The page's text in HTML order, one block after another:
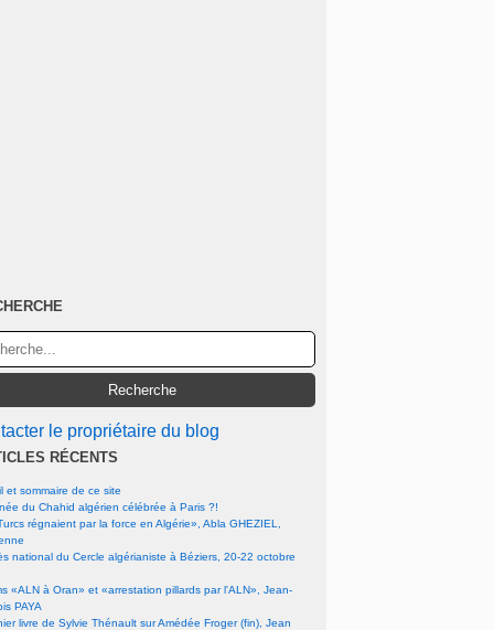
le propriétaire du blog
RÉCENTS
et sommaire de ce site
du Chahid algérien célébrée à Paris ?!
régnaient par la force en Algérie», Abla GHEZIEL,
national du Cercle algérianiste à Béziers, 20-22 octobre
«ALN à Oran» et «arrestation pillards par l'ALN», Jean-
PAYA
livre de Sylvie Thénault sur Amédée Froger (fin), Jean